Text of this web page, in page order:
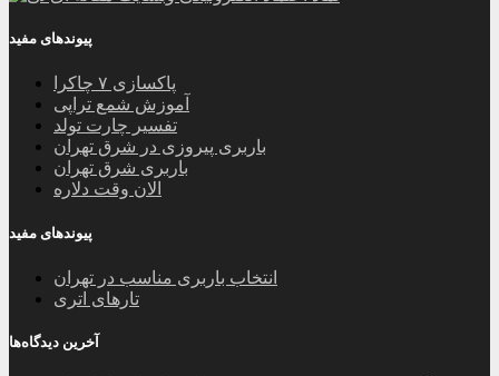
پیوندهای مفید
پاکسازی ۷ چاکرا
آموزش شمع تراپی
تفسیر چارت تولد
باربری پیروزی در شرق تهران
باربری شرق تهران
الان وقت دلاره
پیوندهای مفید
انتخاب باربری مناسب در تهران
تارهای اتری
آخرین دیدگاه‌ها